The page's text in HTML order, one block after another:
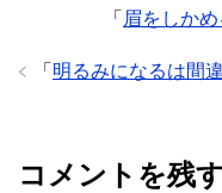
「 眉をしか
「 明るみになるは間
コメントを残